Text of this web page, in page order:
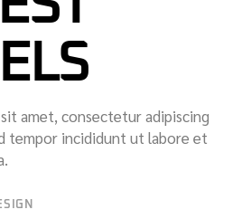
amet, consectetur adipiscing
tempor incididunt ut labore et